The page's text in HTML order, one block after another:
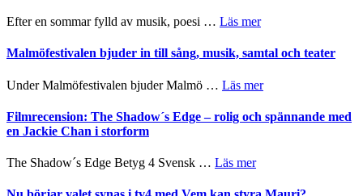
vidsträckta
mycket
Efter en sommar fylld av musik, poesi … Läs merom
Endre,
och
Pöntinen
Malmöfestivalen bjuder in till sång, musik, samtal och teater
Under Malmöfestivalen bjuder Malmö … Läs merom
bjuder
in
Filmrecension: The Shadow´s Edge – rolig och spännande med
en Jackie Chan i storform
The Shadow´s Edge Betyg 4 Svensk … Läs merom
The